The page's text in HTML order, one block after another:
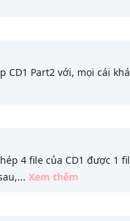
Part2 với, mọi cái
4 file của CD1 được 1
... Xem thêm